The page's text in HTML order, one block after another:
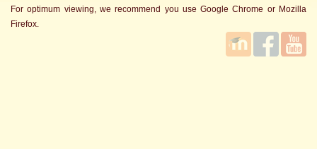
For optimum viewing, we recommend you use Google Chrome or Mozilla
Firefox.